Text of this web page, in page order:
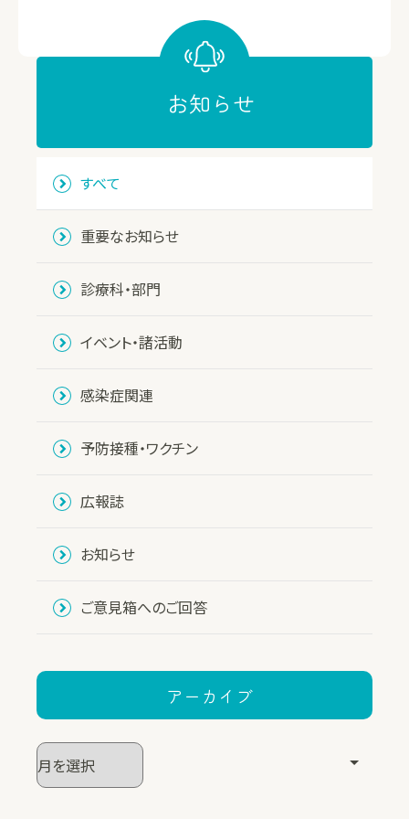
お知らせ
すべて
重要なお知らせ
診療科・部門
イベント・諸活動
感染症関連
予防接種・ワクチン
広報誌
お知らせ
ご意見箱へのご回答
アーカイブ